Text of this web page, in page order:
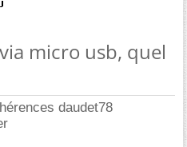
micro usb, quel
daudet78